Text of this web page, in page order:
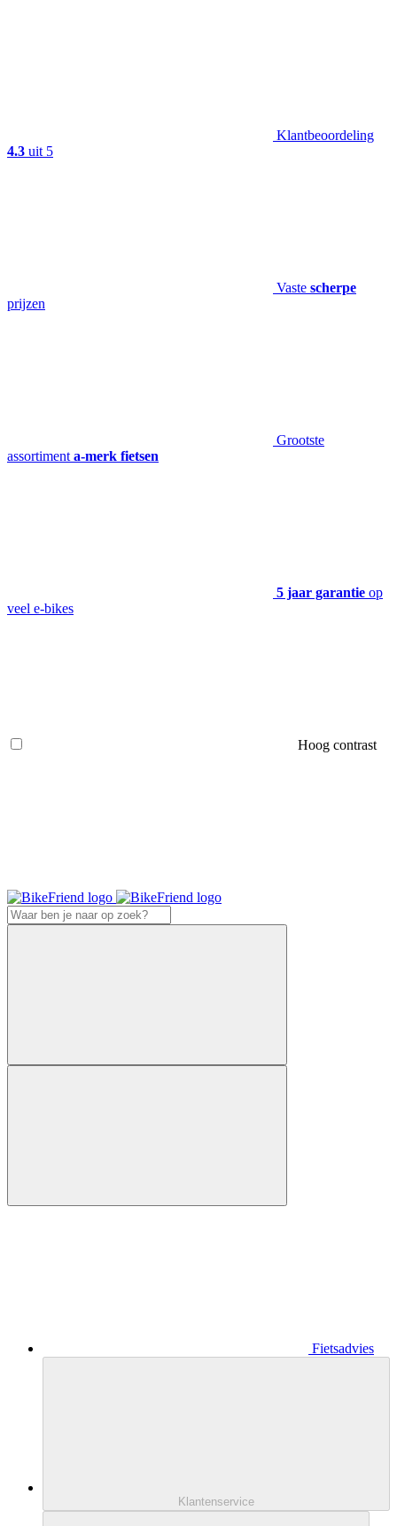
Klantbeoordeling
4.3 uit 5
Vaste scherpe
prijzen
Grootste
assortiment a-merk fietsen
5 jaar garantie op
veel e-bikes
Hoog contrast
Fietsadvies
Klantenservice